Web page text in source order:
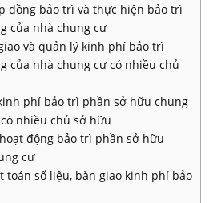
đồng bảo trì và thực hiện bảo trì
của nhà chung cư
và quản lý kinh phí bảo trì
của nhà chung cư có nhiều chủ
phí bảo trì phần sở hữu chung
nhiều chủ sở hữu
động bảo trì phần sở hữu
cư
toán số liệu, bàn giao kinh phí bảo